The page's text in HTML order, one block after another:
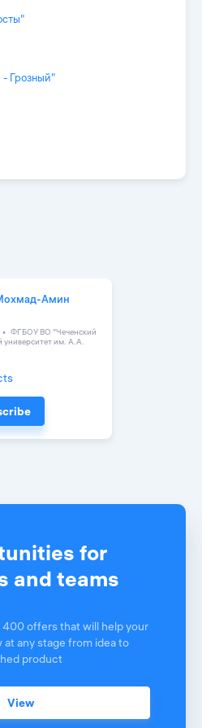
- Грозный"
Амин
ФГБОУ ВО "Чеченский
университет им. А.А.
for
and teams
offers that will help your
any stage from idea to
product
View